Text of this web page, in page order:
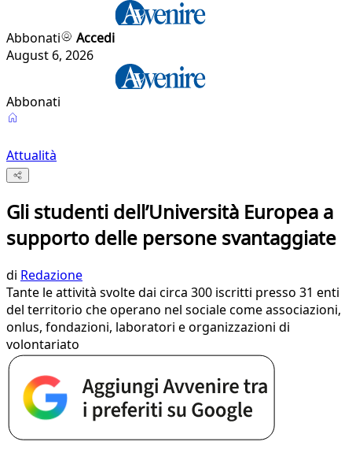
Abbonati
Accedi
August 6, 2026
Abbonati
Attualità
Gli studenti dell’Università Europea a
supporto delle persone svantaggiate
di Redazione
Tante le attività svolte dai circa 300 iscritti presso 31 enti
del territorio che operano nel sociale come associazioni,
onlus, fondazioni, laboratori e organizzazioni di
volontariato